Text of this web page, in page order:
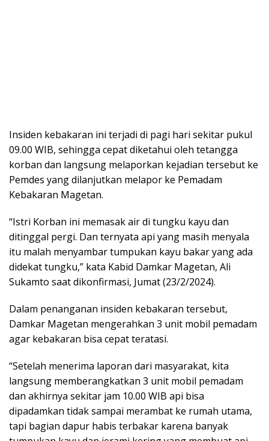
Insiden kebakaran ini terjadi di pagi hari sekitar pukul
09.00 WIB, sehingga cepat diketahui oleh tetangga
korban dan langsung melaporkan kejadian tersebut ke
Pemdes yang dilanjutkan melapor ke Pemadam
Kebakaran Magetan.
“Istri Korban ini memasak air di tungku kayu dan
ditinggal pergi. Dan ternyata api yang masih menyala
itu malah menyambar tumpukan kayu bakar yang ada
didekat tungku,” kata Kabid Damkar Magetan, Ali
Sukamto saat dikonfirmasi, Jumat (23/2/2024).
Dalam penanganan insiden kebakaran tersebut,
Damkar Magetan mengerahkan 3 unit mobil pemadam
agar kebakaran bisa cepat teratasi.
“Setelah menerima laporan dari masyarakat, kita
langsung memberangkatkan 3 unit mobil pemadam
dan akhirnya sekitar jam 10.00 WIB api bisa
dipadamkan tidak sampai merambat ke rumah utama,
tapi bagian dapur habis terbakar karena banyak